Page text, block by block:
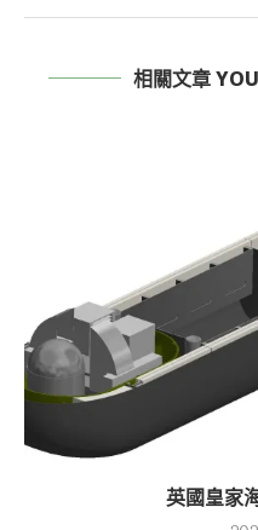
相關文章
英國皇家